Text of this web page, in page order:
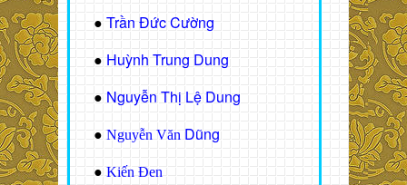
● Trần Đức Cường
● Huỳnh Trung Dung
● Nguyễn Thị Lệ Dung
● Nguyễn Văn Dũng
● Kiến Đen